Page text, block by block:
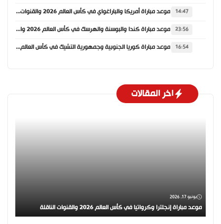
14:47 موعد مباراة أمريكا والباراغواي في كأس العالم 2026 والقنوات الناقلة
23:56 موعد مباراة كندا والبوسنة والهرسك في كأس العالم 2026 والقنوات الناقلة
16:54 موعد مباراة كوريا الجنوبية وجمهورية التشيك في كأس العالم 2026 والقنوات الناقلة
اخر المقالات
يونيو 17, 2026
موعد مباراة إنجلترا وكرواتيا في كأس العالم 2026 والقنوات الناقلة